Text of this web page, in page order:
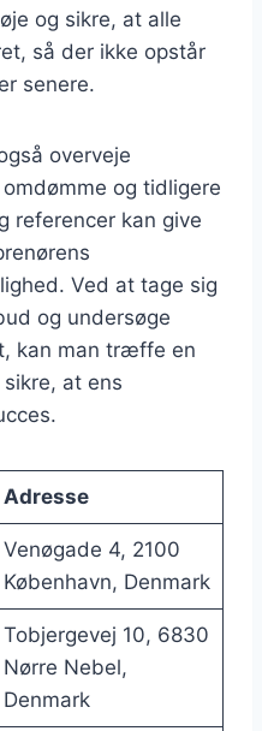
og sikre, at alle
så der ikke opstår
senere.
overveje
og tidligere
referencer kan give
Ved at tage sig
og undersøge
kan man træffe en
at ens
Adresse
Venøgade 4, 2100
København, Denmark
Tobjergevej 10, 6830
Nørre Nebel,
Denmark